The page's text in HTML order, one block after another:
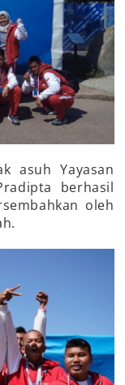
asuh Yayasan
berhasil
oleh